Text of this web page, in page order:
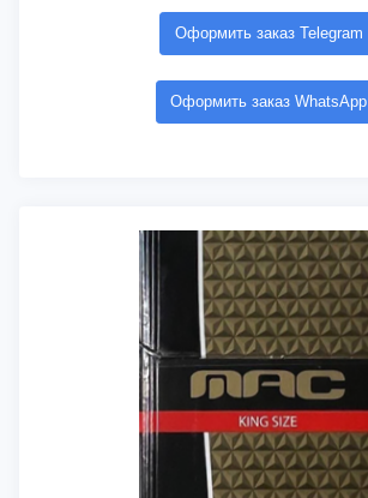
Оформить заказ Telegram
Оформить заказ WhatsApp